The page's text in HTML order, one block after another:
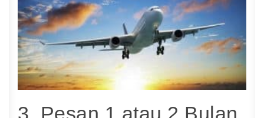
3. Pesan 1 atau 2 Bulan